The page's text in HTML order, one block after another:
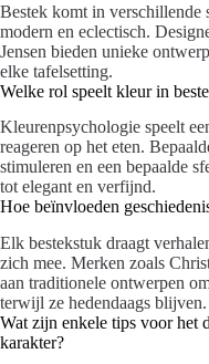
Bestek komt in verschillende
modern en eclectisch.
Jensen bieden unieke
elke tafelsetting.
Welke rol speelt kleur in
Kleurenpsychologie speelt
reageren op het eten.
stimuleren en een bepaalde
tot elegant en verfijnd.
Hoe beïnvloeden
Elk bestekstuk draagt
zich mee. Merken zoals
aan traditionele ontwerpen
terwijl ze hedendaags blijven.
Wat zijn enkele tips voor het
karakter?